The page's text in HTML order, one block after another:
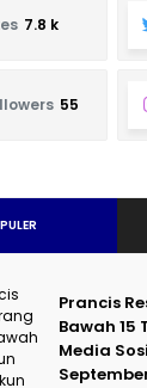
7.8 k
55
Prancis
Bawah 15
Media